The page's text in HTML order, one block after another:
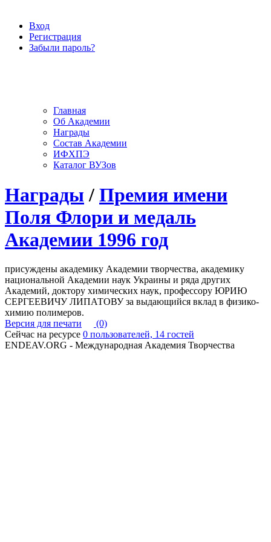
Вход
Регистрация
Забыли пароль?
Главная
Об Академии
Награды
Состав Академии
ИФХПЭ
Каталог ВУЗов
Награды / Премия имени
Поля Флори и медаль
Академии 1996 год
присуждены академику Академии творчества, академику
национальной Академии наук Украины и ряда других
Академий, доктору химических наук, профессору ЮРИЮ
СЕРГЕЕВИЧУ ЛИПАТОВУ за выдающийся вклад в физико-
химию полимеров.
Версия для печати
(0)
Сейчас на ресурсе 0 пользователей, 14 гостей
ENDEAV.ORG - Международная Академия Творчества